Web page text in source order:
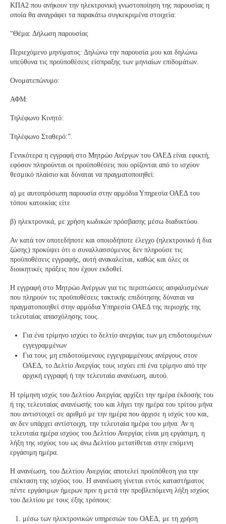
ΚΠΑ2 που ανήκουν την ηλεκτρονική γνωστοποίηση της παρουσίας η
οποία θα αναγράφει τα παρακάτω συγκεκριμένα στοιχεία:
“Θέμα: Δήλωση παρουσίας
Περιεχόμενο μηνύματος: Δηλώνω την παρουσία μου και δηλώνω
υπεύθυνα τις προϋποθέσεις είσπραξης των μηνιαίων επιδομάτων.
Ονοματεπώνυμο:
ΑΦΜ:
Τηλέφωνο Κινητό:
Τηλέφωνο Σταθερό:”.
Γενικότερα η εγγραφή στο Μητρώο Ανέργων του ΟΑΕΔ είναι εφικτή,
εφόσον πληρούνται οι προϋποθέσεις που ορίζονται από το ισχύον
θεσμικό πλαίσιο και δύναται να πραγματοποιηθεί:
α) με αυτοπρόσωπη παρουσία στην αρμόδια Υπηρεσία ΟΑΕΔ του
τόπου κατοικίας είτε
β) ηλεκτρονικά, με χρήση κωδικών πρόσβασης μέσω διαδικτύου.
Αν κατά τον οποτεδήποτε και οποιοδήποτε έλεγχο (ηλεκτρονικό ή δια
ζώσης) προκύψει ότι ο συναλλασσόμενος δεν πληρούσε τις
προϋποθέσεις εγγραφής, αυτή ανακαλείται, καθώς και όλες οι
διοικητικές πράξεις που έχουν εκδοθεί.
Η εγγραφή στο Μητρώο Ανέργων για τις περιπτώσεις ασφαλισμένων
που πληρούν τις προϋποθέσεις τακτικής επιδότησης δύναται να
πραγματοποιηθεί στην αρμόδια Υπηρεσία ΟΑΕΔ της περιοχής της
τελευταίας απασχόλησης τους.
Για ένα τρίμηνο ισχύει το δελτίο ανεργίας των μη επιδοτουμένων
εγγεγραμμένων
Για τους μη επιδοτούμενους εγγεγραμμένους ανέργους στον
ΟΑΕΔ, το Δελτίο Ανεργίας τους ισχύει επί ένα τρίμηνο από την
αρχική εγγραφή ή την τελευταία ανανέωση, αυτού.
Η τρίμηνη ισχύς του Δελτίου Ανεργίας αρχίζει την ημέρα έκδοσής του
ή της τελευταίας ανανέωσής του και λήγει την ημέρα του τρίτου μήνα
που αντιστοιχεί σε αριθμό με την ημέρα που άρχισε η ισχύς του και,
αν δεν υπάρχει αντίστοιχη, την τελευταία ημέρα του μήνα. Αν η
τελευταία ημέρα ισχύος του Δελτίου Ανεργίας είναι μη εργάσιμη, η
λήξη της ισχύος του ως άνω Δελτίου μετατίθεται στην επόμενη
εργάσιμη ημέρα.
Η ανανέωση, του Δελτίου Ανεργίας αποτελεί προϋπόθεση για την
επέκταση της ισχύος του. Η ανανέωση γίνεται εντός καταστήματος
πέντε εργάσιμων ήμερων πριν η μετά την προβλεπόμενη λήξη ισχύος
του Δελτίου με τους έξης τρόπους:
μέσω των ηλεκτρονικών υπηρεσιών του ΟΑΕΔ, με τη χρήση